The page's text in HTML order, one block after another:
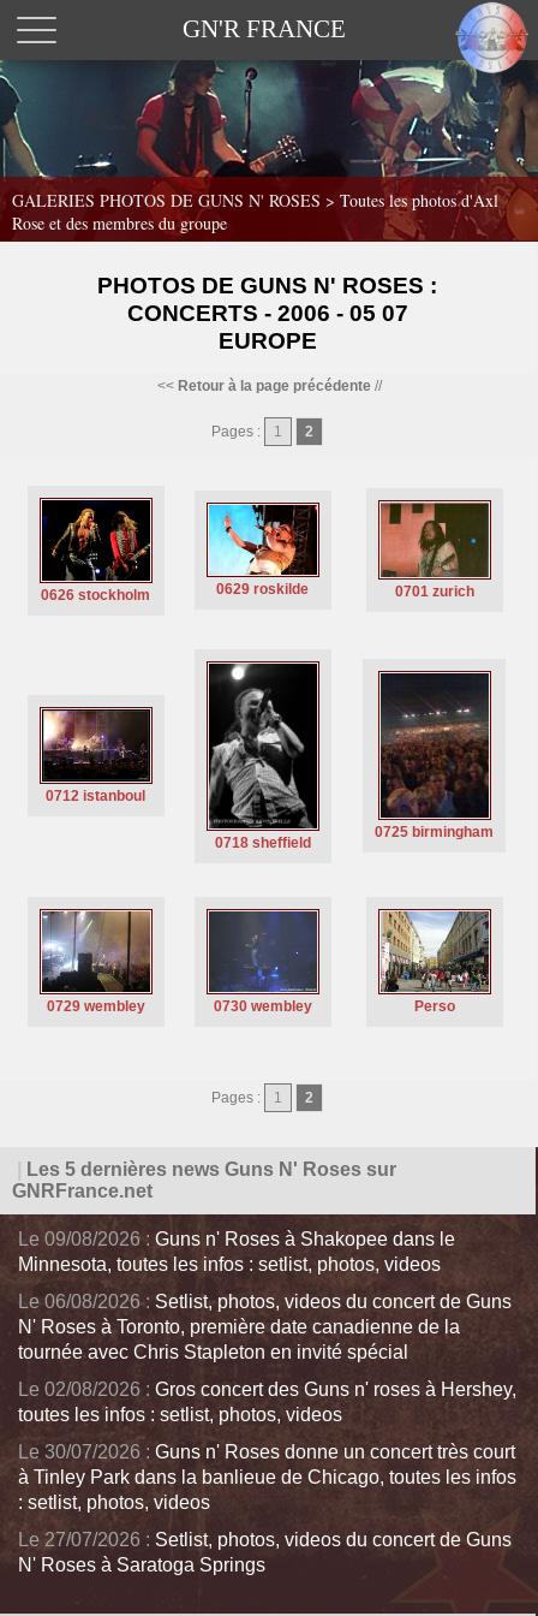
GN'R FRANCE
GALERIES PHOTOS DE GUNS N' ROSES > Toutes les photos d'Axl
Rose et des membres du groupe
PHOTOS DE GUNS N' ROSES :
CONCERTS - 2006 - 05 07
EUROPE
<< Retour à la page précédente//
Pages : 1 2
0626 stockholm 0629 roskilde 0701 zurich
0712 istanboul
0718 sheffield
0725 birmingham
0729 wembley 0730 wembley Perso
Pages : 1 2
Les 5 dernières news Guns N' Roses sur
GNRFrance.net
Le 09/08/2026 : Guns n' Roses à Shakopee dans le
Minnesota, toutes les infos : setlist, photos, videos
Le 06/08/2026 : Setlist, photos, videos du concert de Guns
N' Roses à Toronto, première date canadienne de la
tournée avec Chris Stapleton en invité spécial
Le 02/08/2026 : Gros concert des Guns n' roses à Hershey,
toutes les infos : setlist, photos, videos
Le 30/07/2026 : Guns n' Roses donne un concert très court
à Tinley Park dans la banlieue de Chicago, toutes les infos
: setlist, photos, videos
Le 27/07/2026 : Setlist, photos, videos du concert de Guns
N' Roses à Saratoga Springs